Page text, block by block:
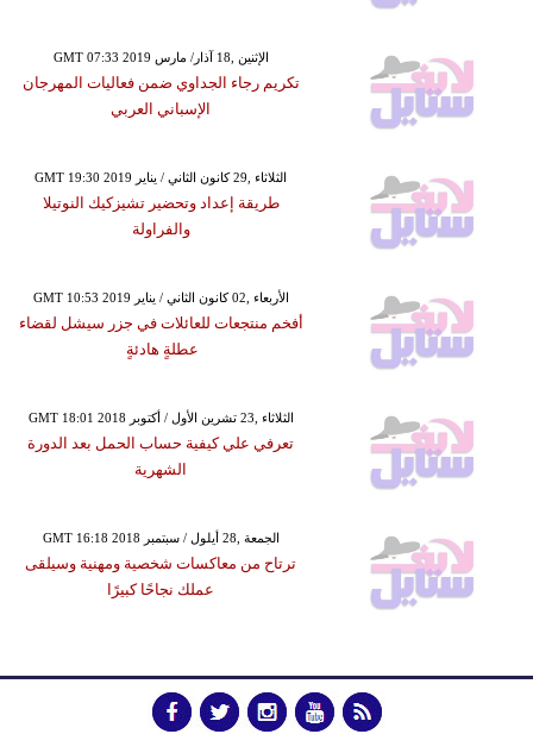
GMT 07:33 2019 الإثنين ,18 آذار/ مارس
تكريم رجاء الجداوي ضمن فعاليات المهرجان
الإسباني العربي
GMT 19:30 2019 الثلاثاء ,29 كانون الثاني / يناير
طريقة إعداد وتحضير تشيزكيك النوتيلا
والفراولة
GMT 10:53 2019 الأربعاء ,02 كانون الثاني / يناير
أفخم منتجعات للعائلات في جزر سيشل لقضاء
عطلةٍ هادئةٍ
GMT 18:01 2018 الثلاثاء ,23 تشرين الأول / أكتوبر
تعرفي علي كيفية حساب الحمل بعد الدورة
الشهرية
GMT 16:18 2018 الجمعة ,28 أيلول / سبتمبر
ترتاح من معاكسات شخصية ومهنية وسيلقى
عملك نجاحًا كبيرًا